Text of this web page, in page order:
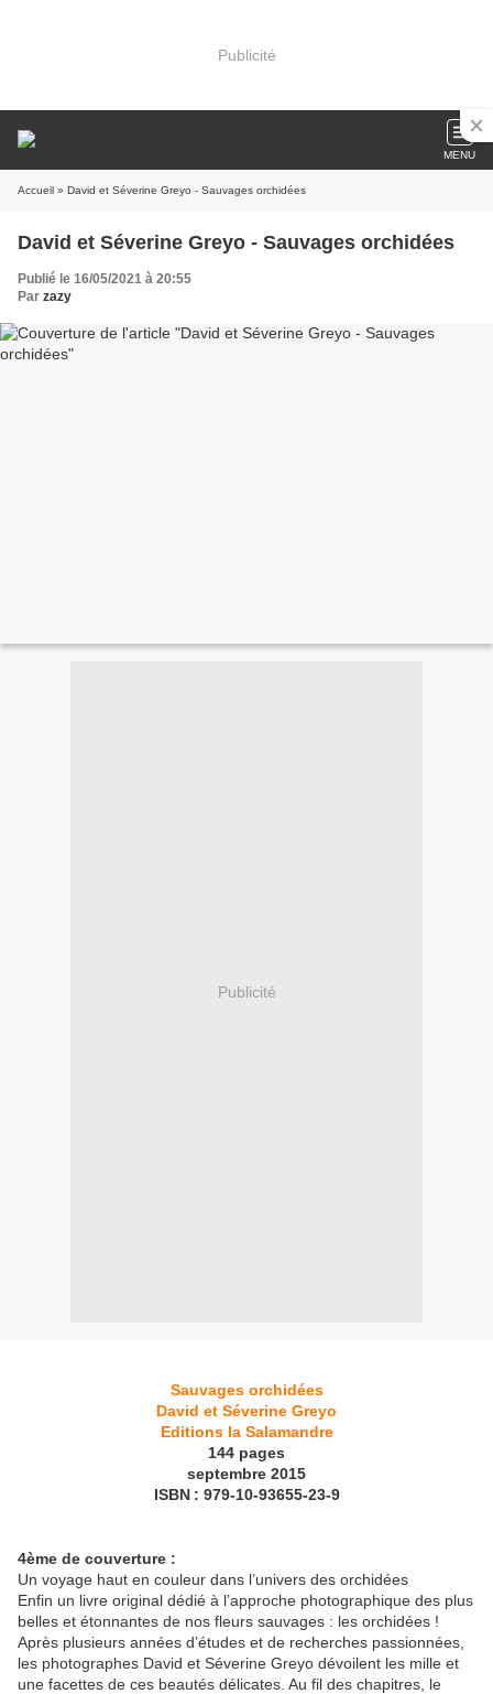
Publicité
MENU
Accueil » David et Séverine Greyo - Sauvages orchidées
David et Séverine Greyo - Sauvages orchidées
Publié le 16/05/2021 à 20:55
Par zazy
Publicité
Sauvages orchidées
David et Séverine Greyo
Editions la Salamandre
144 pages
septembre 2015
ISBN : 979-10-93655-23-9
4ème de couverture :
Un voyage haut en couleur dans l’univers des orchidées
Enfin un livre original dédié à l’approche photographique des plus
belles et étonnantes de nos fleurs sauvages : les orchidées !
Après plusieurs années d’études et de recherches passionnées,
les photographes David et Séverine Greyo dévoilent les mille et
une facettes de ces beautés délicates. Au fil des chapitres, le